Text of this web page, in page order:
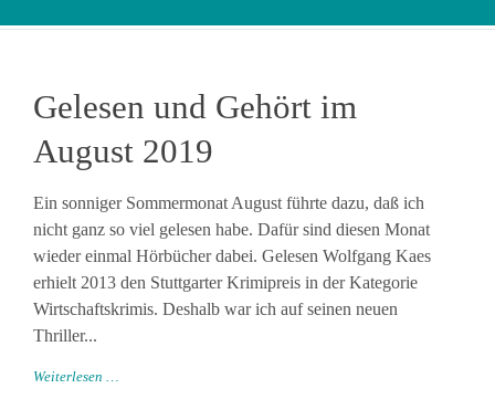
Gelesen und Gehört im
August 2019
Ein sonniger Sommermonat August führte dazu, daß ich
nicht ganz so viel gelesen habe. Dafür sind diesen Monat
wieder einmal Hörbücher dabei. Gelesen Wolfgang Kaes
erhielt 2013 den Stuttgarter Krimipreis in der Kategorie
Wirtschaftskrimis. Deshalb war ich auf seinen neuen
Thriller...
Weiterlesen …